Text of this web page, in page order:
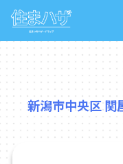
新潟市中央区 関